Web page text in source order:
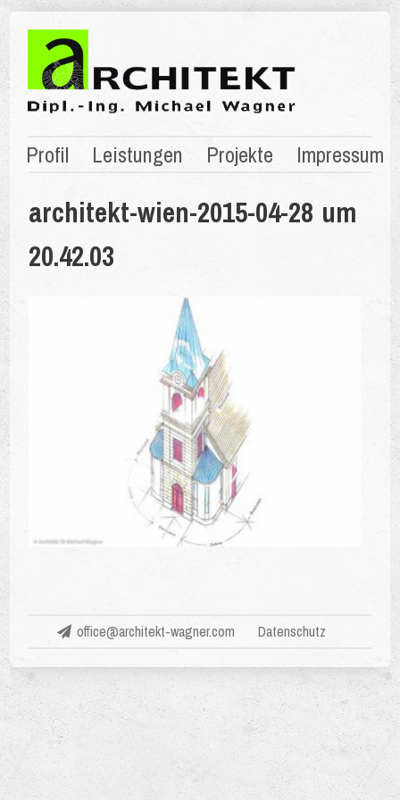
Profil Leistungen Projekte Impressum
architekt-wien-2015-04-28 um
20.42.03
office@architekt-wagner.com Datenschutz